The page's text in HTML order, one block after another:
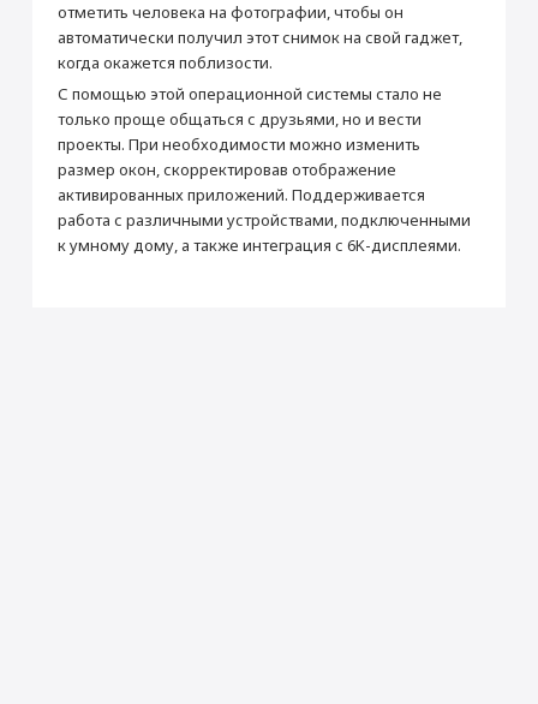
отметить человека на фотографии, чтобы он
автоматически получил этот снимок на свой гаджет,
когда окажется поблизости.
С помощью этой операционной системы стало не
только проще общаться с друзьями, но и вести
проекты. При необходимости можно изменить
размер окон, скорректировав отображение
активированных приложений. Поддерживается
работа с различными устройствами, подключенными
к умному дому, а также интеграция с 6K-дисплеями.
Процессор
Производитель процессора
Apple
Количество ядер процессора
Память
Встроенная память
Поддержка карт памяти
Нет
Датчики